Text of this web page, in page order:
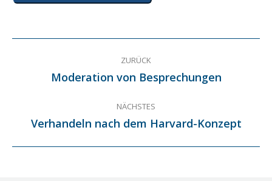
navigation
ZURÜCK
Previous
Moderation von Besprechungen
NÄCHSTES
Next
Verhandeln nach dem Harvard-Konzept